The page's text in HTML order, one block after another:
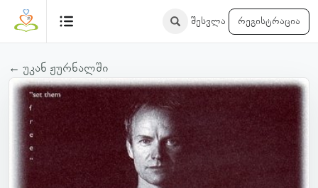
შესვლა რეგისტრაცია
← უკან ჟურნალში